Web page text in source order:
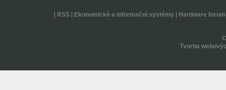
RSS| Ekonomické a informační systémy| Hardware forum
Tvorba